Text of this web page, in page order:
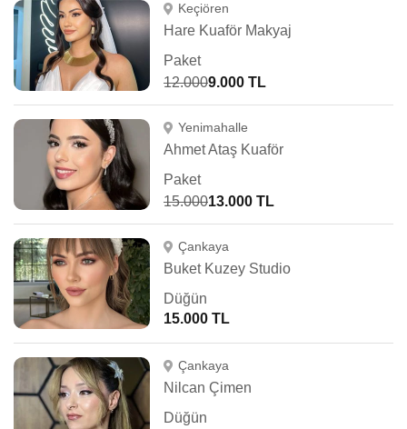
Keçiören
Hare Kuaför Makyaj
Paket
12.0009.000 TL
Yenimahalle
Ahmet Ataş Kuaför
Paket
15.00013.000 TL
Çankaya
Buket Kuzey Studio
Düğün
15.000 TL
Çankaya
Nilcan Çimen
Düğün